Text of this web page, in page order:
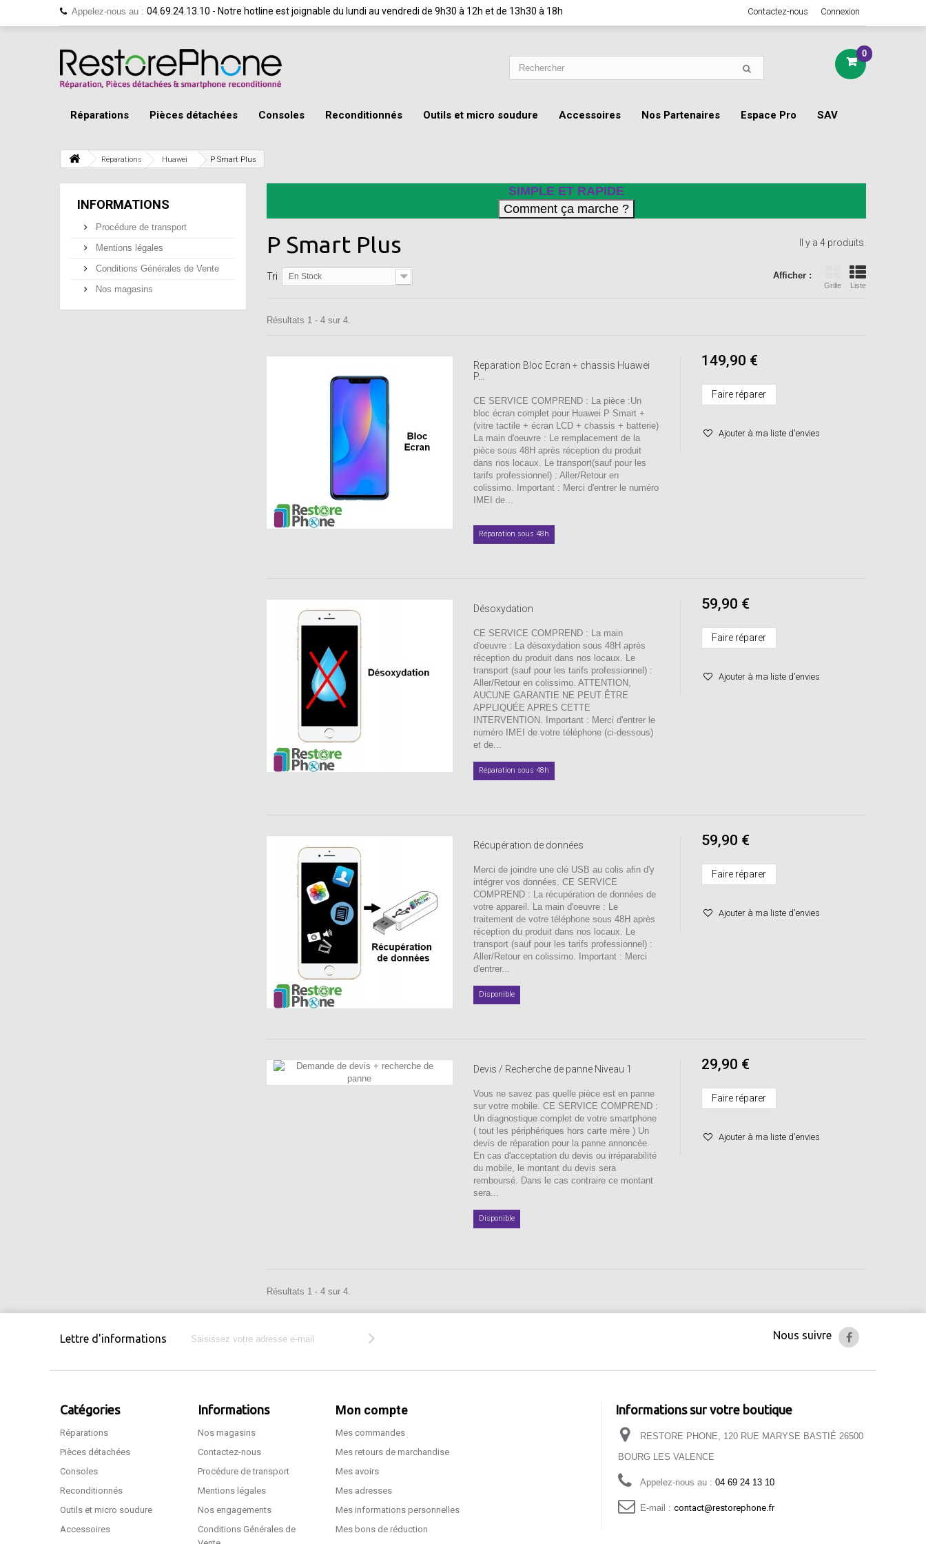
Connexion
Contactez-nous
Appelez-nous au : 04.69.24.13.10 - Notre hotline est joignable du lundi au vendredi de 9h30 à 12h et de 13h30 à 18h
0
Réparations Pièces détachées Consoles Reconditionnés Outils et micro soudure Accessoires Nos Partenaires Espace Pro SAV
Réparations Huawei P Smart Plus
INFORMATIONS
Procédure de transport
Mentions légales
Conditions Générales de Vente
Nos magasins
SIMPLE ET RAPIDE
P Smart Plus Il y a 4 produits.
Afficher :
Grille Liste
Tri En Stock
Résultats 1 - 4 sur 4.
Reparation Bloc Ecran + chassis Huawei
P...
CE SERVICE COMPREND : La pièce :Un
bloc écran complet pour Huawei P Smart +
(vitre tactile + écran LCD + chassis + batterie)
La main d'oeuvre : Le remplacement de la
pièce sous 48H après réception du produit
dans nos locaux. Le transport(sauf pour les
tarifs professionnel) : Aller/Retour en
colissimo. Important : Merci d'entrer le numéro
IMEI de...
Réparation sous 48h
149,90 €
Faire réparer
Ajouter à ma liste d'envies
Désoxydation
CE SERVICE COMPREND : La main
d'oeuvre : La désoxydation sous 48H après
réception du produit dans nos locaux. Le
transport (sauf pour les tarifs professionnel) :
Aller/Retour en colissimo. ATTENTION,
AUCUNE GARANTIE NE PEUT ÊTRE
APPLIQUÉE APRES CETTE
INTERVENTION. Important : Merci d'entrer le
numéro IMEI de votre téléphone (ci-dessous)
et de...
Réparation sous 48h
59,90 €
Faire réparer
Ajouter à ma liste d'envies
Récupération de données
Merci de joindre une clé USB au colis afin d'y
intégrer vos données. CE SERVICE
COMPREND : La récupération de données de
votre appareil. La main d'oeuvre : Le
traitement de votre téléphone sous 48H après
réception du produit dans nos locaux. Le
transport (sauf pour les tarifs professionnel) :
Aller/Retour en colissimo. Important : Merci
d'entrer...
Disponible
59,90 €
Faire réparer
Ajouter à ma liste d'envies
Devis / Recherche de panne Niveau 1
Vous ne savez pas quelle pièce est en panne
sur votre mobile. CE SERVICE COMPREND :
Un diagnostique complet de votre smartphone
( tout les périphériques hors carte mère ) Un
devis de réparation pour la panne annoncée.
En cas d'acceptation du devis ou irréparabilité
du mobile, le montant du devis sera
remboursé. Dans le cas contraire ce montant
sera...
Disponible
29,90 €
Faire réparer
Ajouter à ma liste d'envies
Résultats 1 - 4 sur 4.
Lettre d'informations Nous suivre
Catégories
Réparations
Pièces détachées
Consoles
Reconditionnés
Outils et micro soudure
Accessoires
Informations
Nos magasins
Contactez-nous
Procédure de transport
Mentions légales
Nos engagements
Conditions Générales de
Mon compte
Mes commandes
Mes retours de marchandise
Mes avoirs
Mes adresses
Mes informations personnelles
Mes bons de réduction
Informations sur votre boutique
RESTORE PHONE, 120 RUE MARYSE BASTIÉ 26500
BOURG LES VALENCE
Appelez-nous au : 04 69 24 13 10
E-mail : contact@restorephone.fr